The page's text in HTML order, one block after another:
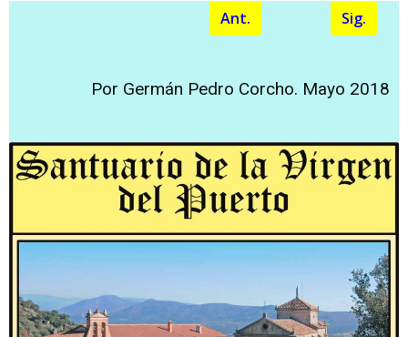
Ant. Sig.
Por Germán Pedro Corcho. Mayo 2018